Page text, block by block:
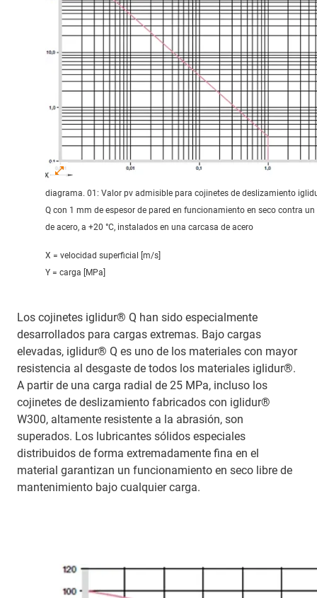
diagrama. 01: Valor pv admisible para cojinetes de deslizamiento
Q con 1 mm de espesor de pared en funcionamiento en seco contra un
de acero, a +20 °C, instalados en una carcasa de acero
X = velocidad superficial [m/s]
Y = carga [MPa]
Los cojinetes iglidur® Q han sido especialmente
desarrollados para cargas extremas. Bajo cargas
elevadas, iglidur® Q es uno de los materiales con mayor
resistencia al desgaste de todos los materiales iglidur®.
A partir de una carga radial de 25 MPa, incluso los
cojinetes de deslizamiento fabricados con iglidur®
W300, altamente resistente a la abrasión, son
superados. Los lubricantes sólidos especiales
distribuidos de forma extremadamente fina en el
material garantizan un funcionamiento en seco libre de
mantenimiento bajo cualquier carga.